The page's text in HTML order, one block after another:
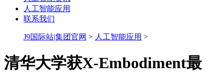
人工智能应用
联系我们
J9国际站|集团官网 > 人工智能应用 >
清华大学获X-Embodiment最